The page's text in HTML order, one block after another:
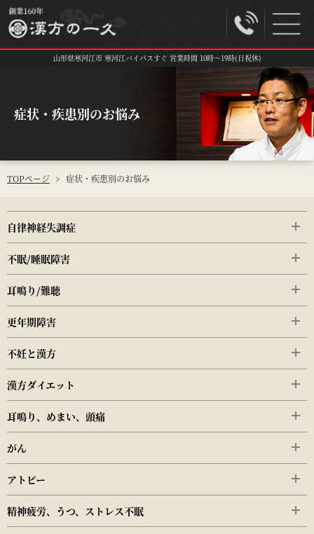
山形県寒河江市 寒河江バイパスすぐ 営業時間 10時～19時(日祝休)
症状・疾患別のお悩み
TOPページ > 症状・疾患別のお悩み
自律神経失調症
不眠/睡眠障害
耳鳴り/難聴
更年期障害
不妊と漢方
漢方ダイエット
耳鳴り、めまい、頭痛
がん
アトピー
精神疲労、うつ、ストレス不眠